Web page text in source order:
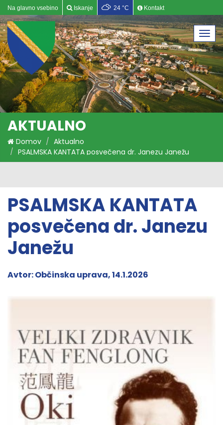
Na glavno vsebino Iskanje 24 °C Kontakt
AKTUALNO
Domov
Aktualno
PSALMSKA KANTATA posvečena dr. Janezu Janežu
PSALMSKA KANTATA
posvečena dr. Janezu
Janežu
Avtor: Občinska uprava, 14.1.2026